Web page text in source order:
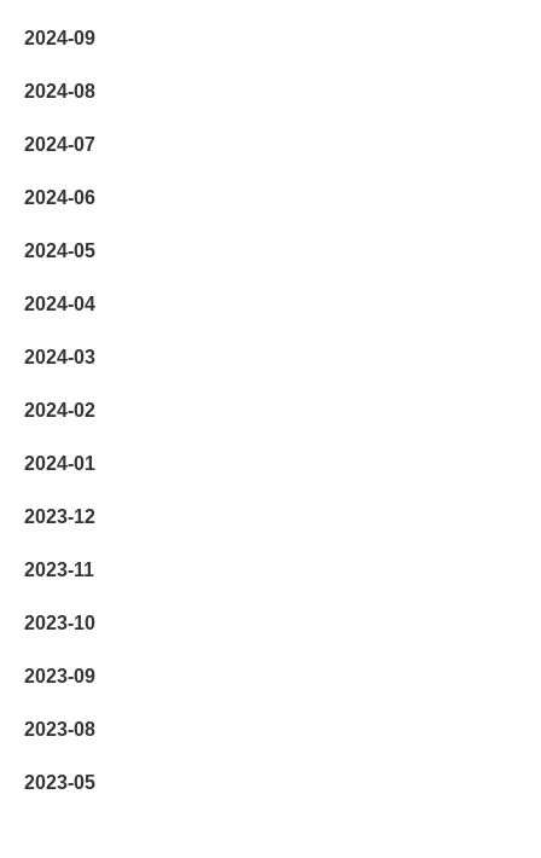
2024-09
2024-08
2024-07
2024-06
2024-05
2024-04
2024-03
2024-02
2024-01
2023-12
2023-11
2023-10
2023-09
2023-08
2023-05